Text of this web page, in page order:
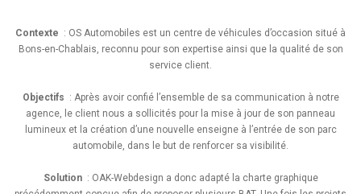
Contexte : OS Automobiles est un centre de véhicules d’occasion situé à
Bons-en-Chablais, reconnu pour son expertise ainsi que la qualité de son
service client.
Objectifs : Après avoir confié l’ensemble de sa communication à notre
agence, le client nous a sollicités pour la mise à jour de son panneau
lumineux et la création d’une nouvelle enseigne à l’entrée de son parc
automobile, dans le but de renforcer sa visibilité.
Solution : OAK-Webdesign a donc adapté la charte graphique